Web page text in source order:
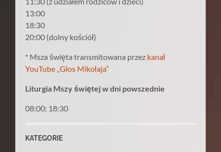
13:00
18:30
20:00 (dolny kościół)
* Msza święta transmitowana przez kanał
YouTube „Głos Mikołaja”
Liturgia Mszy świętej w dni powszednie
08:00; 18:30
KATEGORIE